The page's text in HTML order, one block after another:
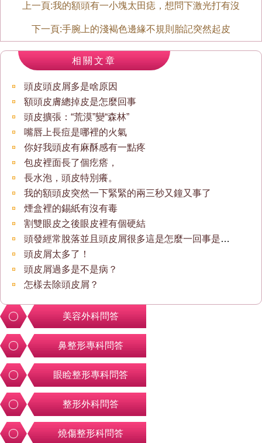
上一頁:我的額頭有一小塊太田痣，想問下激光打有沒
下一頁:手腕上的淺褐色邊緣不規則胎記突然起皮
相關文章
頭皮頭皮屑多是啥原因
額頭皮膚總掉皮是怎麼回事
頭皮擴張：“荒漠”變“森林”
嘴唇上長痘是哪裡的火氣
你好我頭皮有麻酥感有一點疼
包皮裡面長了個疙瘩，
長水泡，頭皮特別癢。
我的額頭皮突然一下緊緊的兩三秒又鐘又事了
煙盒裡的錫紙有沒有毒
割雙眼皮之後眼皮裡有個硬結
頭發經常脫落並且頭皮屑很多這是怎麼一回事是否缺什麼
頭皮屑太多了！
頭皮屑過多是不是病？
怎樣去除頭皮屑？
美容外科問答
鼻整形專科問答
眼睑整形專科問答
整形外科問答
燒傷整形科問答